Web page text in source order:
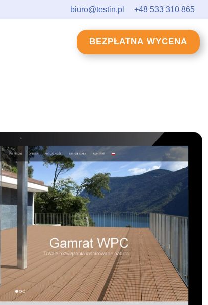
biuro@testin.pl +48 533 310 865
BEZPŁATNA WYCENA